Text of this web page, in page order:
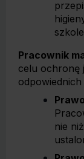
Pracownik
celu ochronę
nie